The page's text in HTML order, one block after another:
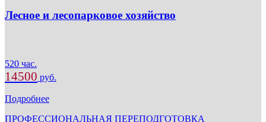
Лесное и лесопарковое хозяйство
520 час.
14500 руб.
Подробнее
ПРОФЕССИОНАЛЬНАЯ ПЕРЕПОДГОТОВКА